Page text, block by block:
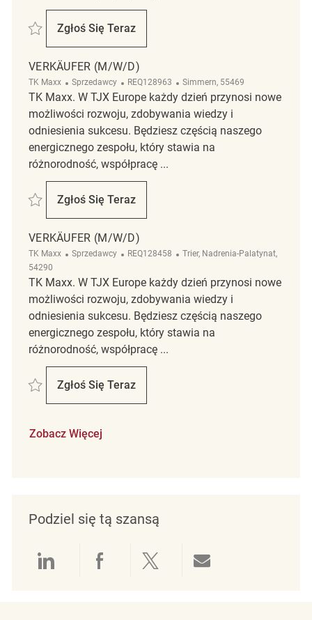
Zapisać Verkäufer (m/w/d) REQ98630
Zgłoś Się Teraz
Verkäufer (m/w/d)
VERKÄUFER (M/W/D)
TK Maxx Kategoria
Sprzedawcy ReqId
REQ128963 Lokalizacja
Simmern, 55469
TK Maxx. W TJX Europe każdy dzień przynosi nowe
możliwości rozwoju, zdobywania wiedzy i
odniesienia sukcesu. Będziesz częścią naszego
energicznego zespołu, który stawia na
różnorodność, współpracę ...
Zapisać Verkäufer (m/w/d) REQ128963
Zgłoś Się Teraz
Verkäufer (m/w/d)
VERKÄUFER (M/W/D)
TK Maxx Kategoria
Sprzedawcy ReqId
REQ128458 Lokalizacja
Trier, Nadrenia-Palatynat,
54290
TK Maxx. W TJX Europe każdy dzień przynosi nowe
możliwości rozwoju, zdobywania wiedzy i
odniesienia sukcesu. Będziesz częścią naszego
energicznego zespołu, który stawia na
różnorodność, współpracę ...
Zapisać Verkäufer (m/w/d) REQ128458
Zgłoś Się Teraz
Verkäufer (m/w/d)
Zobacz Więcej
Podziel się tą szansą
Udostępnianie przez LinkedIn
Udostępnianie przez
Udostępnij przez